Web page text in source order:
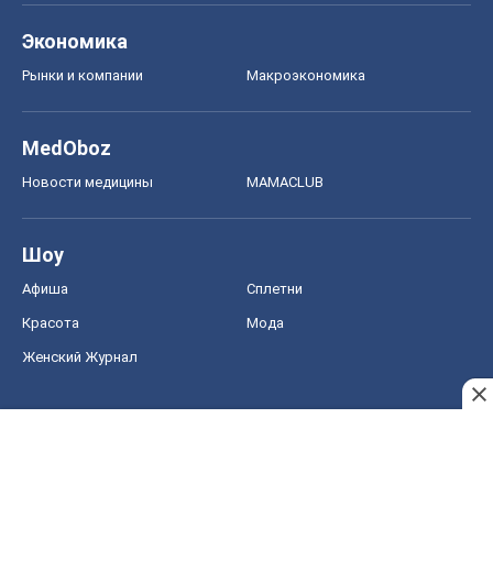
Экономика
Рынки и компании Mакроэкономика
MedOboz
Новости медицины MAMACLUB
Шоу
Афиша Сплетни
Красота Мода
Женский Журнал